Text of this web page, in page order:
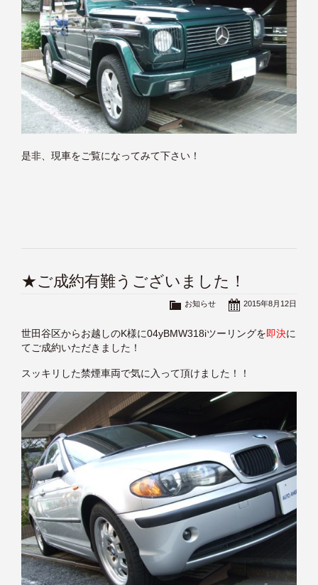
是非、現車をご覧になってみて下さい！
★ご成約有難うございました！
2015年8月12日
お知らせ
世田谷区からお越しのK様に04yBMW318iツーリングを即決に
てご成約いただきました！
スッキリした禁煙車両で気に入って頂けました！！